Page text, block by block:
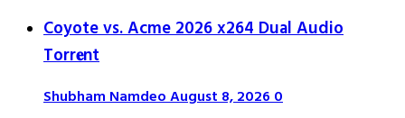
Coyote vs. Acme 2026 x264 Dual Audio
Torr𝐞nt
Shubham NamdeoAugust 8, 20260